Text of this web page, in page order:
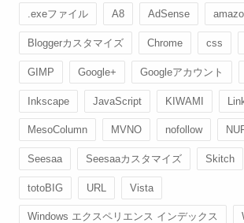
.exeファイル A8 AdSense
Bloggerカスタマイズ Chrome css
GIMP Google+ Googleアカウント
Inkscape JavaScript KIWAMI
MesoColumn MVNO nofollow
Seesaa Seesaaカスタマイズ Skitch
totoBIG URL Vista
Windows エクスペリエンス インデックス